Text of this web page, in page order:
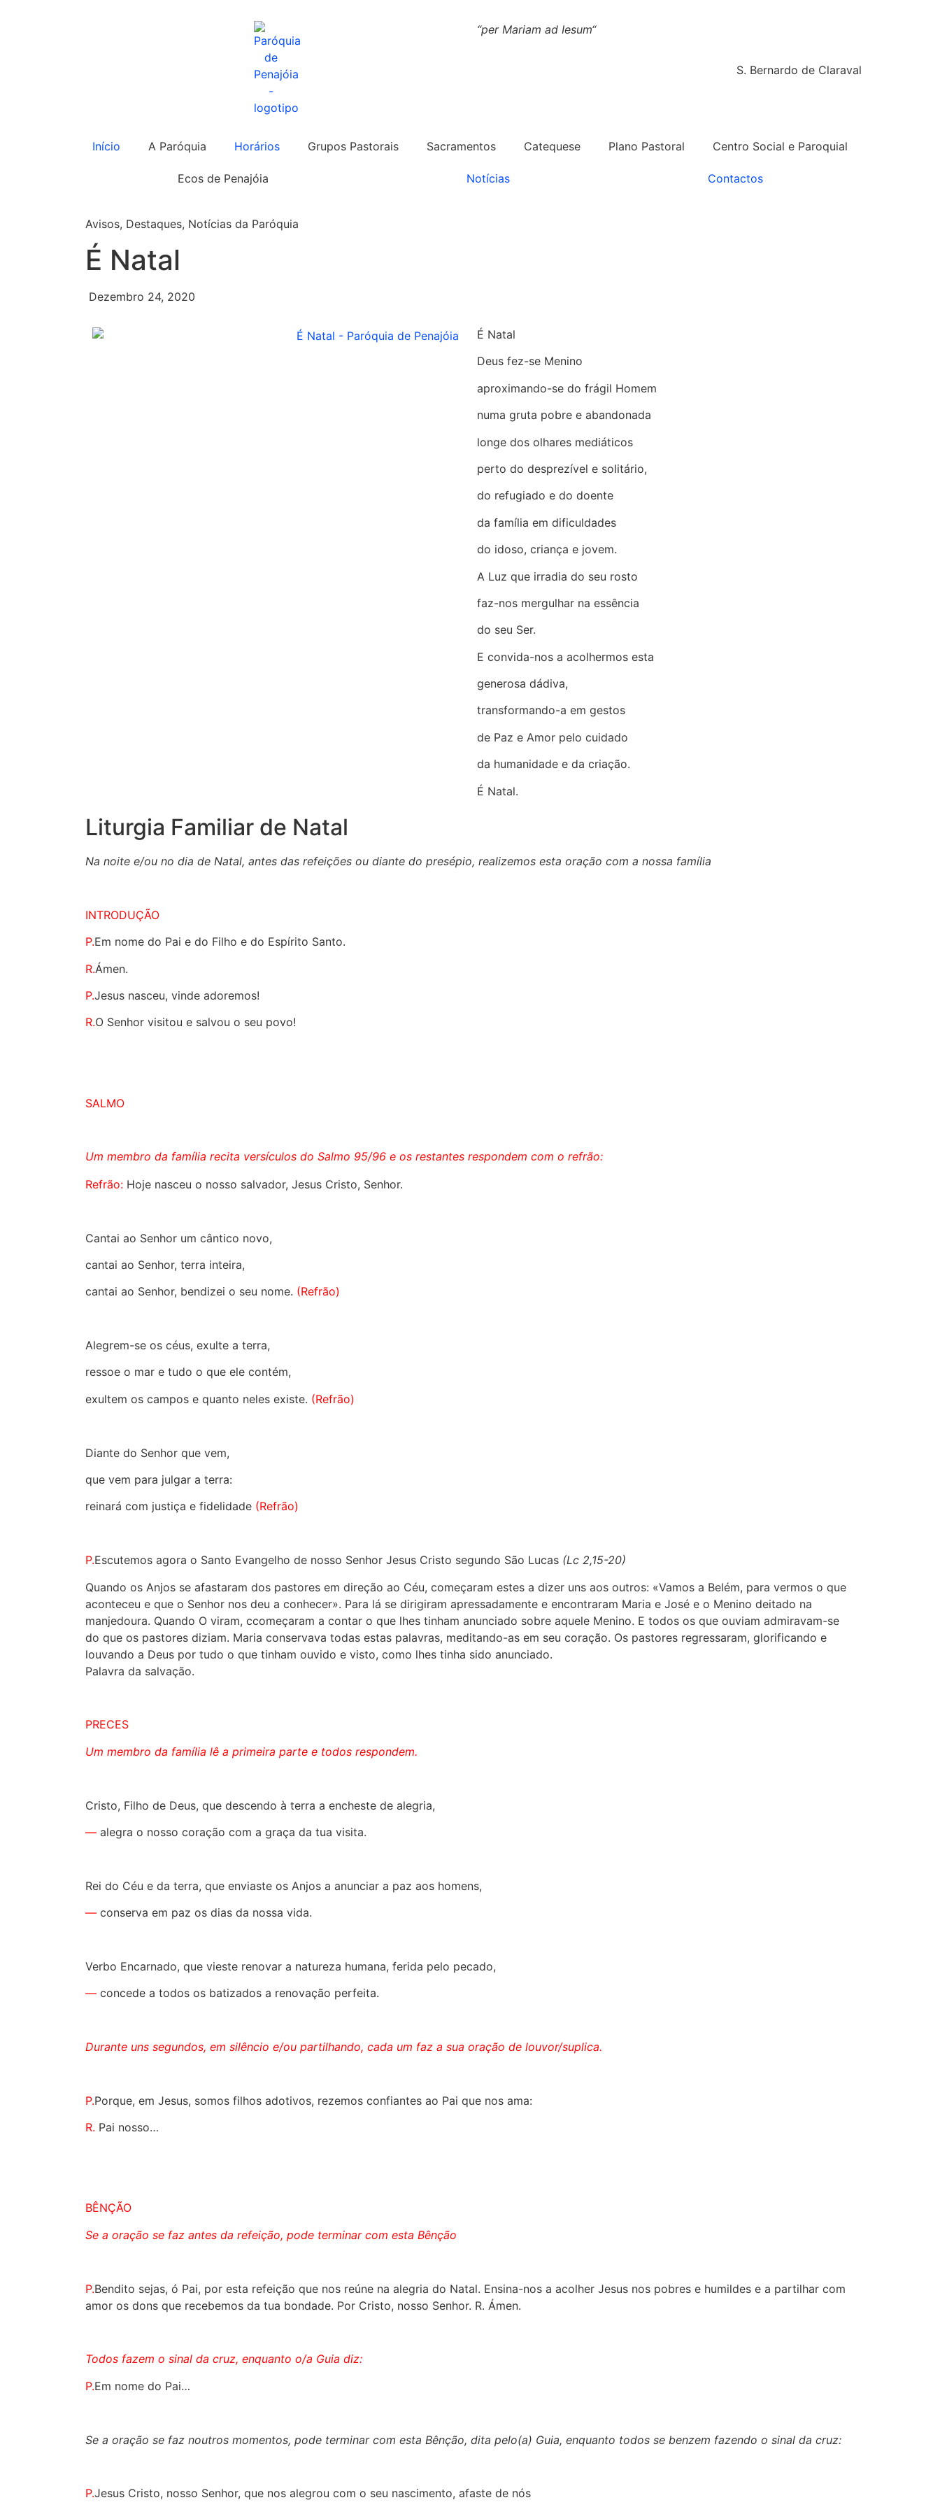
“per Mariam ad Iesum“
S. Bernardo de Claraval
Início A Paróquia Horários Grupos Pastorais Sacramentos Catequese Plano Pastoral Centro Social e Paroquial
Ecos de Penajóia Notícias Contactos
Avisos, Destaques, Notícias da Paróquia
É Natal
Dezembro 24, 2020
É Natal
Deus fez-se Menino
aproximando-se do frágil Homem
numa gruta pobre e abandonada
longe dos olhares mediáticos
perto do desprezível e solitário,
do refugiado e do doente
da família em dificuldades
do idoso, criança e jovem.
A Luz que irradia do seu rosto
faz-nos mergulhar na essência
do seu Ser.
E convida-nos a acolhermos esta
generosa dádiva,
transformando-a em gestos
de Paz e Amor pelo cuidado
da humanidade e da criação.
É Natal.
Liturgia Familiar de Natal
Na noite e/ou no dia de Natal, antes das refeições ou diante do presépio, realizemos esta oração com a nossa família
INTRODUÇÃO
P.Em nome do Pai e do Filho e do Espírito Santo.
R.Ámen.
P.Jesus nasceu, vinde adoremos!
R.O Senhor visitou e salvou o seu povo!
SALMO
Um membro da família recita versículos do Salmo 95/96 e os restantes respondem com o refrão:
Refrão: Hoje nasceu o nosso salvador, Jesus Cristo, Senhor.
Cantai ao Senhor um cântico novo,
cantai ao Senhor, terra inteira,
cantai ao Senhor, bendizei o seu nome. (Refrão)
Alegrem-se os céus, exulte a terra,
ressoe o mar e tudo o que ele contém,
exultem os campos e quanto neles existe. (Refrão)
Diante do Senhor que vem,
que vem para julgar a terra:
reinará com justiça e fidelidade (Refrão)
P.Escutemos agora o Santo Evangelho de nosso Senhor Jesus Cristo segundo São Lucas (Lc 2,15-20)
Quando os Anjos se afastaram dos pastores em direção ao Céu, começaram estes a dizer uns aos outros: «Vamos a Belém, para vermos o que
aconteceu e que o Senhor nos deu a conhecer». Para lá se dirigiram apressadamente e encontraram Maria e José e o Menino deitado na
manjedoura. Quando O viram, ccomeçaram a contar o que lhes tinham anunciado sobre aquele Menino. E todos os que ouviam admiravam-se
do que os pastores diziam. Maria conservava todas estas palavras, meditando-as em seu coração. Os pastores regressaram, glorificando e
louvando a Deus por tudo o que tinham ouvido e visto, como lhes tinha sido anunciado.
Palavra da salvação.
PRECES
Um membro da família lê a primeira parte e todos respondem.
Cristo, Filho de Deus, que descendo à terra a encheste de alegria,
— alegra o nosso coração com a graça da tua visita.
Rei do Céu e da terra, que enviaste os Anjos a anunciar a paz aos homens,
— conserva em paz os dias da nossa vida.
Verbo Encarnado, que vieste renovar a natureza humana, ferida pelo pecado,
— concede a todos os batizados a renovação perfeita.
Durante uns segundos, em silêncio e/ou partilhando, cada um faz a sua oração de louvor/suplica.
P.Porque, em Jesus, somos filhos adotivos, rezemos confiantes ao Pai que nos ama:
R. Pai nosso…
BÊNÇÃO
Se a oração se faz antes da refeição, pode terminar com esta Bênção
P.Bendito sejas, ó Pai, por esta refeição que nos reúne na alegria do Natal. Ensina-nos a acolher Jesus nos pobres e humildes e a partilhar com
amor os dons que recebemos da tua bondade. Por Cristo, nosso Senhor. R. Ámen.
Todos fazem o sinal da cruz, enquanto o/a Guia diz:
P.Em nome do Pai…
Se a oração se faz noutros momentos, pode terminar com esta Bênção, dita pelo(a) Guia, enquanto todos se benzem fazendo o sinal da cruz:
P.Jesus Cristo, nosso Senhor, que nos alegrou com o seu nascimento, afaste de nós